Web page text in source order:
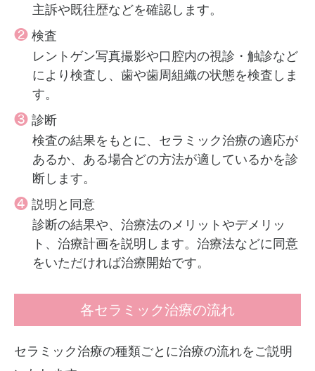
主訴や既往歴などを確認します。
❷ 検査
レントゲン写真撮影や口腔内の視診・触診など
により検査し、歯や歯周組織の状態を検査しま
す。
❸ 診断
検査の結果をもとに、セラミック治療の適応が
あるか、ある場合どの方法が適しているかを診
断します。
❹ 説明と同意
診断の結果や、治療法のメリットやデメリッ
ト、治療計画を説明します。治療法などに同意
をいただければ治療開始です。
各セラミック治療の流れ
セラミック治療の種類ごとに治療の流れをご説明